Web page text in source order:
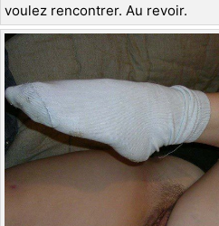
voulez rencontrer. Au revoir.